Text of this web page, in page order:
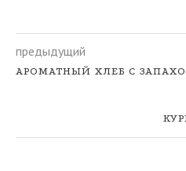
предыдущий
АРОМАТНЫЙ ХЛЕБ С